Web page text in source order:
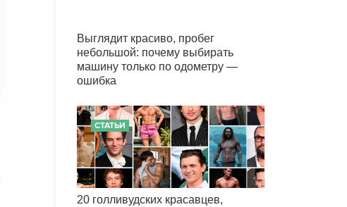
Выглядит красиво, пробег
небольшой: почему выбирать
машину только по одометру —
ошибка
СТАТЬИ
20 голливудских красавцев,